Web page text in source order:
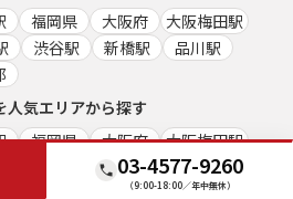
福岡県 大阪府
大阪梅田駅
渋谷駅 新橋駅
品川駅
人気エリアから探す
福岡県 大阪府
大阪梅田駅
新橋駅
品川駅
03-4577-9260
（9:00-18:00／年中無休）